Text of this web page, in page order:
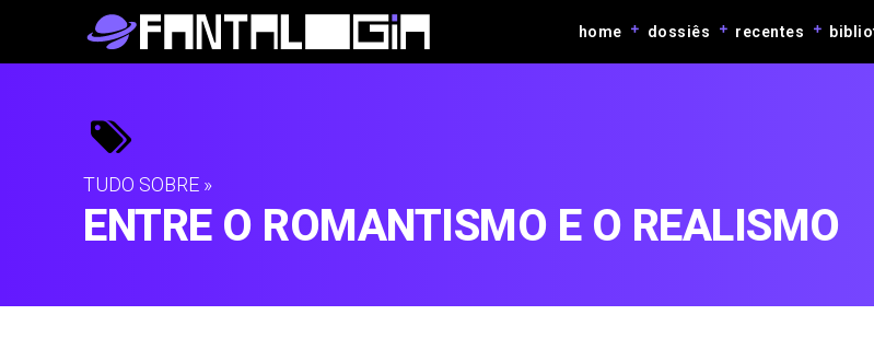
home dossiês recentes
TUDO SOBRE »
ENTRE O ROMANTISMO E O REALISMO